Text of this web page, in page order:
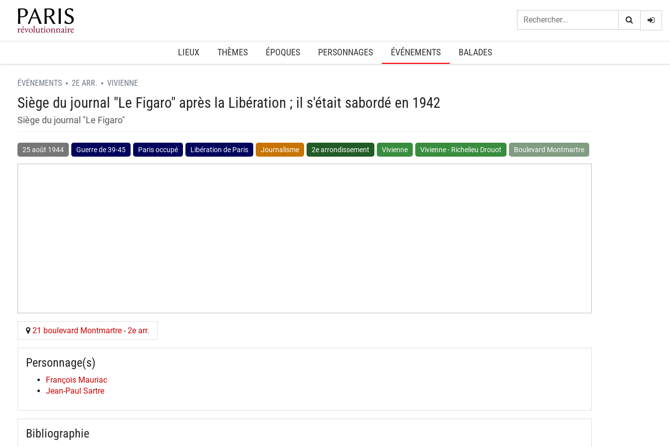
Home
LIEUX THÈMES ÉPOQUES PERSONNAGES ÉVÉNEMENTS BALADES
ÉVÉNEMENTS 2E ARR. VIVIENNE
Siège du journal "Le Figaro" après la Libération ; il s'était sabordé en 1942
Siège du journal "Le Figaro"
25 août 1944 Guerre de 39-45 Paris occupé Libération de Paris Journalisme 2e arrondissement Vivienne Vivienne - Richelieu Drouot Boulevard Montmartre
21 boulevard Montmartre -2e arr.
Personnage(s)
François Mauriac
Jean-Paul Sartre
Bibliographie